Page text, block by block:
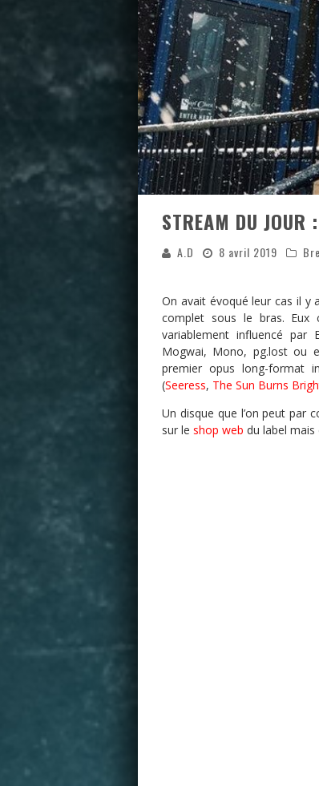
STREAM DU JOUR
A.D 8 avril 2019
On avait évoqué leur cas il y
complet sous le bras. Eux
variablement influencé par
Mogwai, Mono, pg.lost ou
premier opus long-format
(Seeress, The Sun Burns
Un disque que l’on peut par
sur le shop web du label